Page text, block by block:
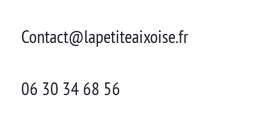
Contact@lapetiteaixoise.fr
06 30 34 68 56